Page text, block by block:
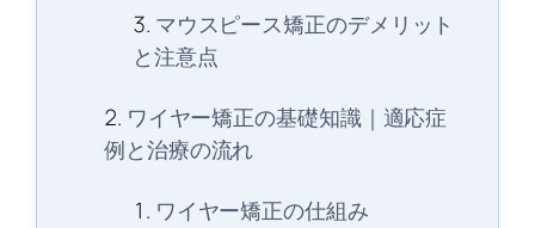
マウスピース矯正のデメリット
と注意点
ワイヤー矯正の基礎知識｜適応症
例と治療の流れ
ワイヤー矯正の仕組み